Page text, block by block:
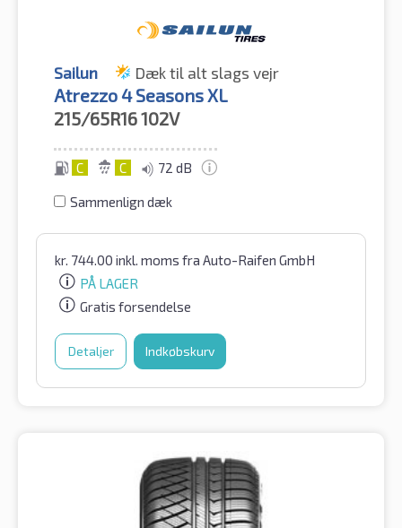
Sailun Dæk til alt slags vejr
Atrezzo 4 Seasons XL
215/65R16102V
C C 72 dB
Sammenlign dæk
kr. 744.00 inkl. moms fra Auto-Raifen GmbH
PÅ LAGER
Gratis forsendelse
Detaljer Indkøbskurv